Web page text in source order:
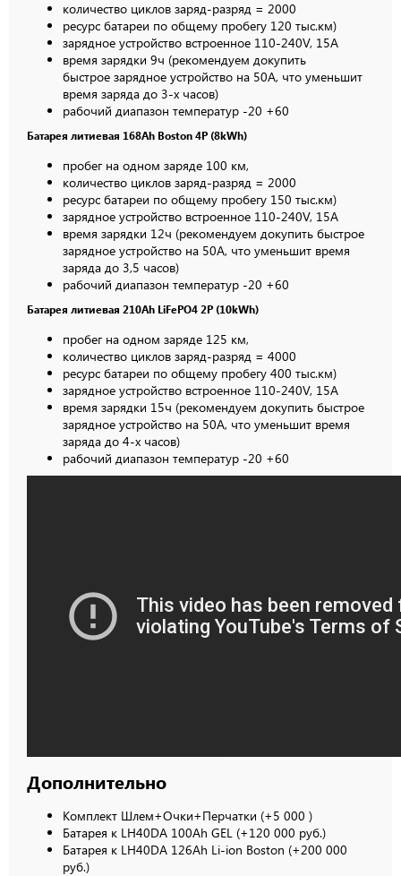
количество циклов заряд-разряд = 2000
ресурс батареи по общему пробегу 120 тыс.км)
зарядное устройство встроенное 110-240V, 15A
время зарядки 9ч (рекомендуем докупить
быстрое зарядное устройство на 50А, что уменьшит
время заряда до 3-х часов)
рабочий диапазон температур -20 +60
Батарея литиевая 168Ah Boston 4P (8kWh)
пробег на одном заряде 100 км,
количество циклов заряд-разряд = 2000
ресурс батареи по общему пробегу 150 тыс.км)
зарядное устройство встроенное 110-240V, 15A
время зарядки 12ч (рекомендуем докупить быстрое
зарядное устройство на 50А, что уменьшит время
заряда до 3,5 часов)
рабочий диапазон температур -20 +60
Батарея литиевая 210Ah LiFePO4 2P (10kWh)
пробег на одном заряде 125 км,
количество циклов заряд-разряд = 4000
ресурс батареи по общему пробегу 400 тыс.км)
зарядное устройство встроенное 110-240V, 15A
время зарядки 15ч (рекомендуем докупить быстрое
зарядное устройство на 50А, что уменьшит время
заряда до 4-х часов)
рабочий диапазон температур -20 +60
Дополнительно
Комплект Шлем+Очки+Перчатки (+5 000 )
Батарея к LH40DA 100Ah GEL (+120 000 руб.)
Батарея к LH40DA 126Ah Li-ion Boston (+200 000
руб.)